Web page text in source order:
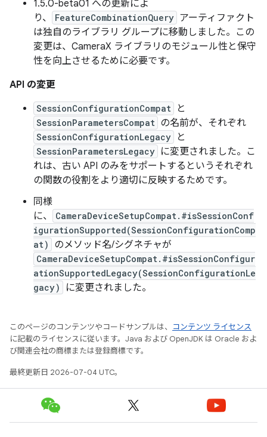
1.5.0-beta01 への更新によ
り、
FeatureCombinationQuery アーティファクト
は独自のライブラリ グループに移動しました。この
変更は、CameraX ライブラリのモジュール性と保守
性を向上させるために必要です。
API の変更
SessionConfigurationCompat と
SessionParametersCompat の名前が、それぞれ
SessionConfigurationLegacy と
SessionParametersLegacy に変更されました。こ
れは、古い API のみをサポートするというそれぞれ
の関数の役割をより適切に反映するためです。
同様
に、
CameraDeviceSetupCompat.#isSessionConf
igurationSupported(SessionConfigurationComp
at)
のメソッド名/シグネチャが
CameraDeviceSetupCompat.#isSessionConfigur
ationSupportedLegacy(SessionConfigurationLe
gacy)
に変更されました。
このページのコンテンツやコードサンプルは、
コンテンツ ライセンス
に記載のライセンスに従います。Java および OpenJDK は Oracle およ
び関連会社の商標または登録商標です。
最終更新日 2026-07-04 UTC。